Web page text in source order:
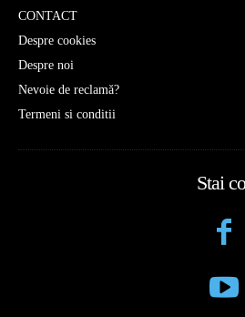
CONTACT
Despre cookies
Despre noi
Nevoie de reclamă?
Termeni si conditii
Stai